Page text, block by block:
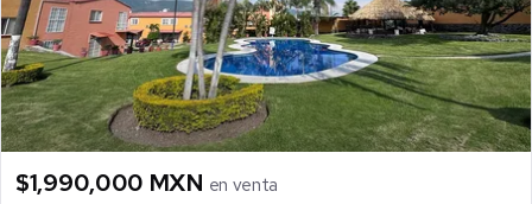
$1,990,000 MXN en venta